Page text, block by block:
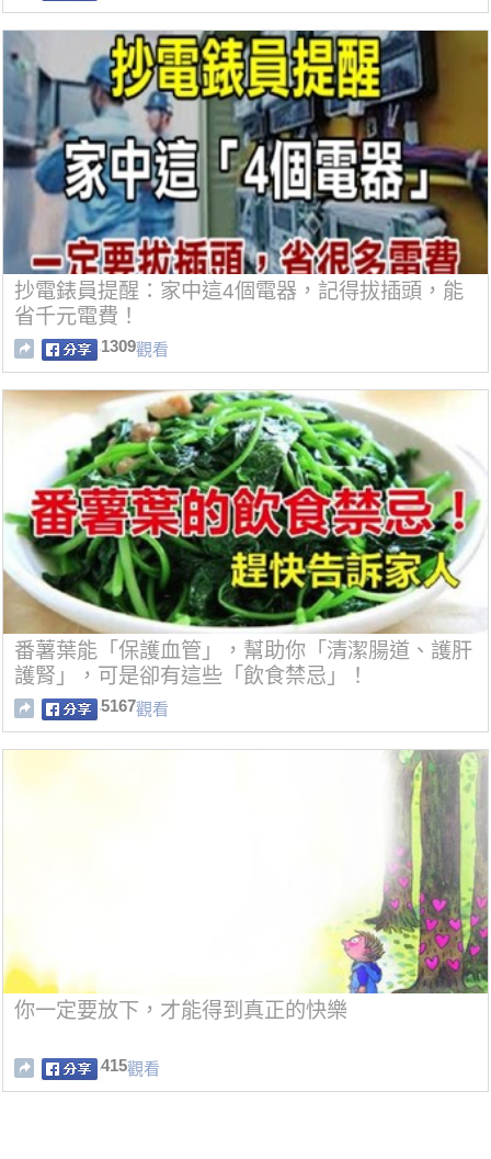
抄電錶員提醒：家中這4個電器，記得拔插頭，能
省千元電費！
1309觀看
番薯葉能「保護血管」，幫助你「清潔腸道、護肝
護腎」，可是卻有這些「飲食禁忌」！
5167觀看
你一定要放下，才能得到真正的快樂
415觀看